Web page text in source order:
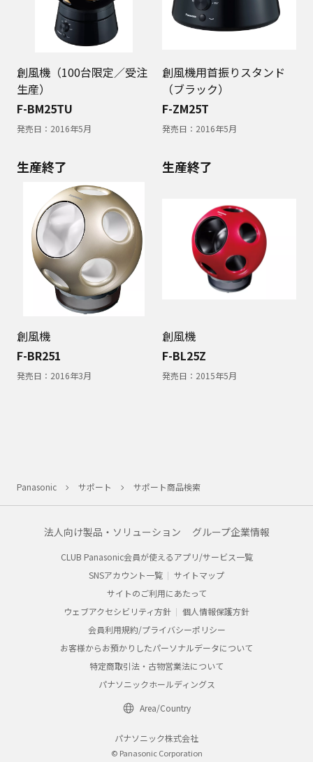
創風機（100台限定／受注
生産）
F-BM25TU
発売日： 2016年5月
創風機用首振りスタンド
（ブラック）
F-ZM25T
発売日： 2016年5月
生産終了
創風機
F-BR251
発売日： 2016年3月
生産終了
創風機
F-BL25Z
発売日： 2015年5月
Panasonic サポート サポート商品検索
法人向け製品・ソリューション グループ企業情報
CLUB Panasonic会員が使えるアプリ/サービス一覧
SNSアカウント一覧
サイトマップ
サイトのご利用にあたって
ウェブアクセシビリティ方針
個人情報保護方針
会員利用規約/プライバシーポリシー
お客様からお預かりしたパーソナルデータについて
特定商取引法・古物営業法について
パナソニックホールディングス
Area/Country
パナソニック株式会社
© Panasonic Corporation